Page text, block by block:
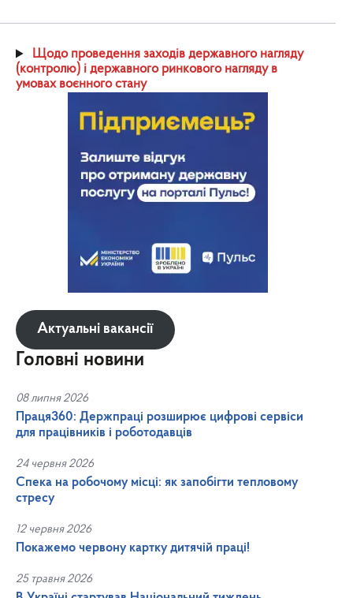
Щодо проведення заходів державного нагляду
(контролю) і державного ринкового нагляду в
умовах воєнного стану
Актуальні вакансії
Головні новини
08 липня 2026
Праця360: Держпраці розширює цифрові сервіси
для працівників і роботодавців
24 червня 2026
Спека на робочому місці: як запобігти тепловому
стресу
12 червня 2026
Покажемо червону картку дитячій праці!
25 травня 2026